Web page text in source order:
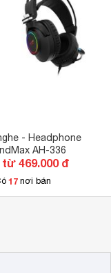
hiện đại
- Headphone
AH-336
từ 469.000 đ
17 nơi bán